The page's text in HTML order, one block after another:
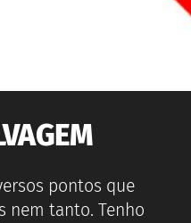
pontos que
nem tanto. Tenho